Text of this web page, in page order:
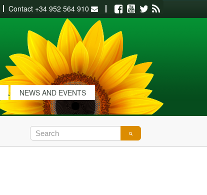
Contact +34 952 564 910 Facebook
Youtube
Twitter
NEWS AND EVENTS